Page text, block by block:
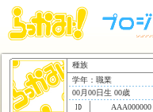
種族
学年：職業
00月00日生 00歳
AAA000000